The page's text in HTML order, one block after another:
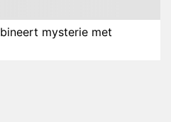
mysterie met